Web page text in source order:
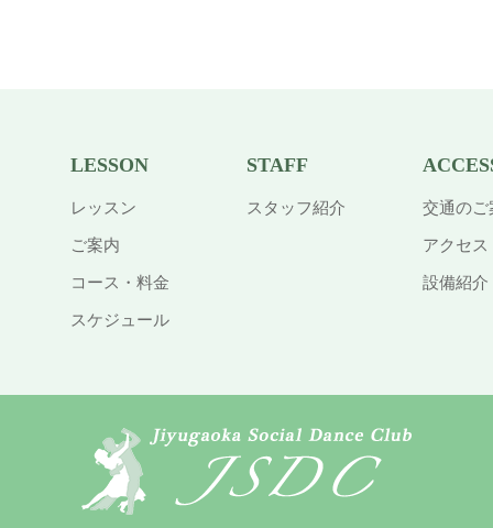
LESSON
レッスン
ご案内
コース・料金
スケジュール
STAFF
スタッフ紹介 交通のご
アクセス
設備紹介